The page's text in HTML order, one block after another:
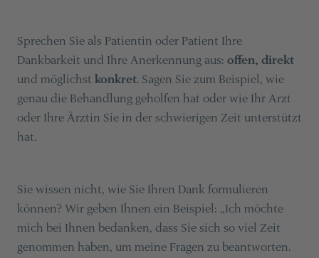
Sprechen Sie als Patientin oder Patient Ihre
Dankbarkeit und Ihre Anerkennung aus: offen, direkt
und möglichst konkret. Sagen Sie zum Beispiel, wie
genau die Behandlung geholfen hat oder wie Ihr Arzt
oder Ihre Ärztin Sie in der schwierigen Zeit unterstützt
hat.
Sie wissen nicht, wie Sie Ihren Dank formulieren
können? Wir geben Ihnen ein Beispiel: „Ich möchte
mich bei Ihnen bedanken, dass Sie sich so viel Zeit
genommen haben, um meine Fragen zu beantworten.